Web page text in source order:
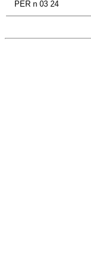
PER n 03 24